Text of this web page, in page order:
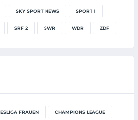
SKY SPORT NEWS SPORT 1
SRF 2 SWR WDR ZDF
FRAUEN CHAMPIONS LEAGUE